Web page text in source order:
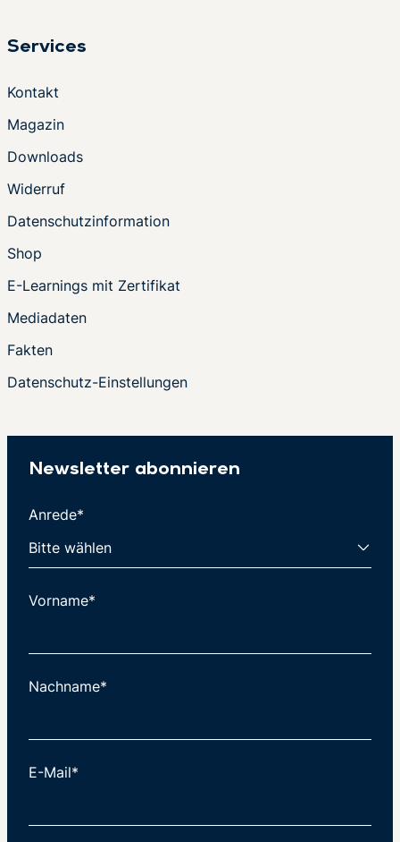
Services
Kontakt
Magazin
Downloads
Widerruf
Datenschutzinformation
Shop
E-Learnings mit Zertifikat
Mediadaten
Fakten
Datenschutz-Einstellungen
Newsletter abonnieren
Anrede*
Vorname*
Nachname*
E-Mail*